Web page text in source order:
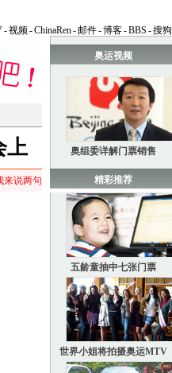
-视频-ChinaRen-邮件-博客-BBS -搜狗
上
来说两句
奥运视频
奥组委详解门票销售
精彩推荐
五龄童抽中七张门票
世界小姐将拍摄奥运MTV